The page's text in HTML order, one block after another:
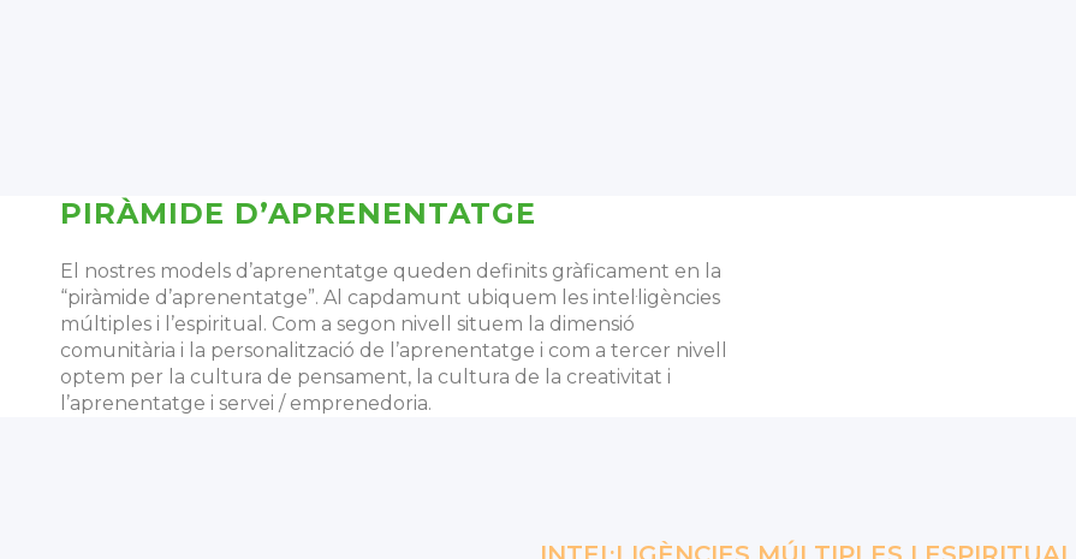
PIRÀMIDE D’APRENENTATGE
El nostres models d’aprenentatge queden definits gràficament en la
“piràmide d’aprenentatge”. Al capdamunt ubiquem les intel·ligències
múltiples i l’espiritual. Com a segon nivell situem la dimensió
comunitària i la personalització de l’aprenentatge i com a tercer nivell
optem per la cultura de pensament, la cultura de la creativitat i
l’aprenentatge i servei / emprenedoria.